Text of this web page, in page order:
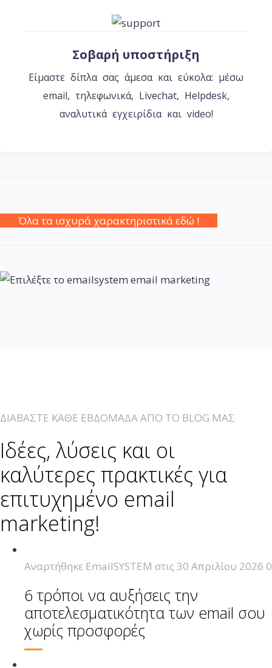
Σοβαρή υποστήριξη
Είμαστε δίπλα σας άμεσα και εύκολα: μέσω
email, τηλεφωνικά, Livechat, Helpdesk,
αναλυτικά εγχειρίδια και video!
Όλα τα ισχυρά χαρακτηριστικά εδώ !
ΔΙΑΒΑΣΤΕ ΚΑΘΕ ΕΒΔΟΜΑΔΑ ΑΠΟ ΤΟ BLOG ΜΑΣ
Ιδέες, λύσεις και οι
καλύτερες πρακτικές για
επιτυχημένο email
marketing!
Αναρτήθηκε EmailSYSTEM στις 30 Απριλίου 2026 0
6 τρόποι να αυξήσεις την
αποτελεσματικότητα των email σου
χωρίς προσφορές